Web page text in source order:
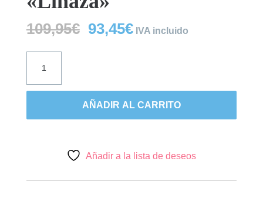
109,95€ El
precio
93,45€El
IVA incluido
Rodríguez,
saco
"Linaza"
AÑADIR AL CARRITO
Añadir a la lista de deseos